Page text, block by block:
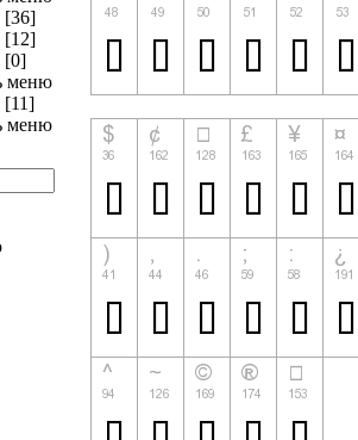
[36]
[12]
[0]
[11]